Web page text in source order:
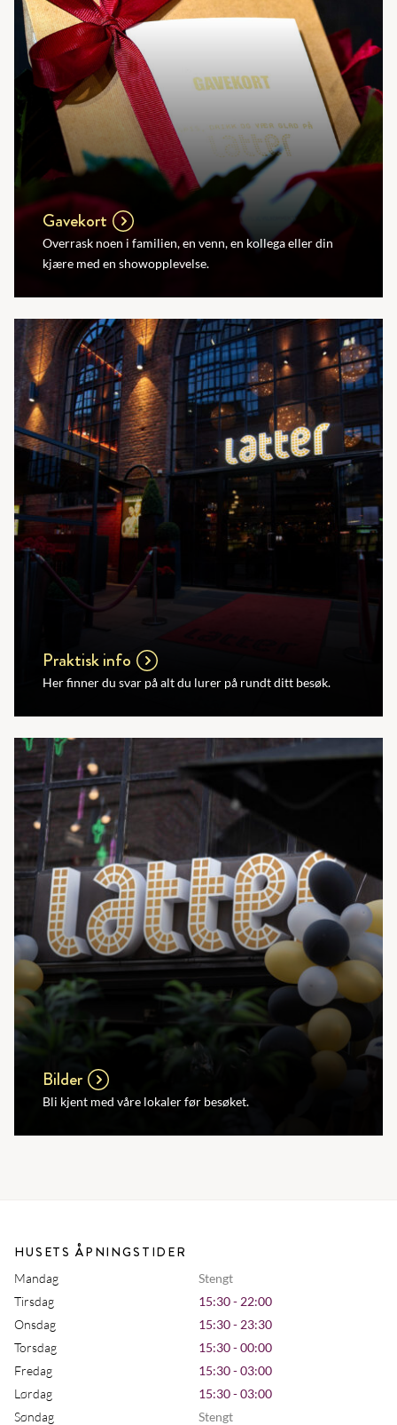
Gavekort
Overrask noen i familien, en venn, en kollega eller din
kjære med en showopplevelse.
Praktisk info
Her finner du svar på alt du lurer på rundt ditt besøk.
Bilder
Bli kjent med våre lokaler før besøket.
HUSETS ÅPNINGSTIDER
Mandag
Stengt
Tirsdag
15:30 - 22:00
Onsdag
15:30 - 23:30
Torsdag
15:30 - 00:00
Fredag
15:30 - 03:00
Lørdag
15:30 - 03:00
Søndag
Stengt